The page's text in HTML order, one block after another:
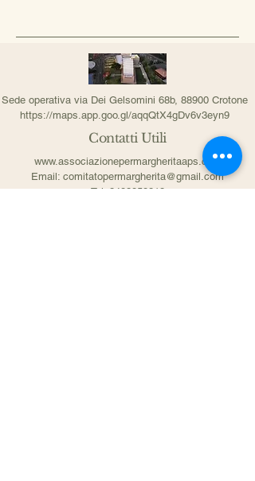
Sede operativa via Dei Gelsomini 68b, 88900 Crotone
https://maps.app.goo.gl/aqqQtX4gDv6v3eyn9
Contatti Utili
www.associazionepermargheritaaps.com
Email: comitatopermargherita@gmail.com
Tel. 3483858313